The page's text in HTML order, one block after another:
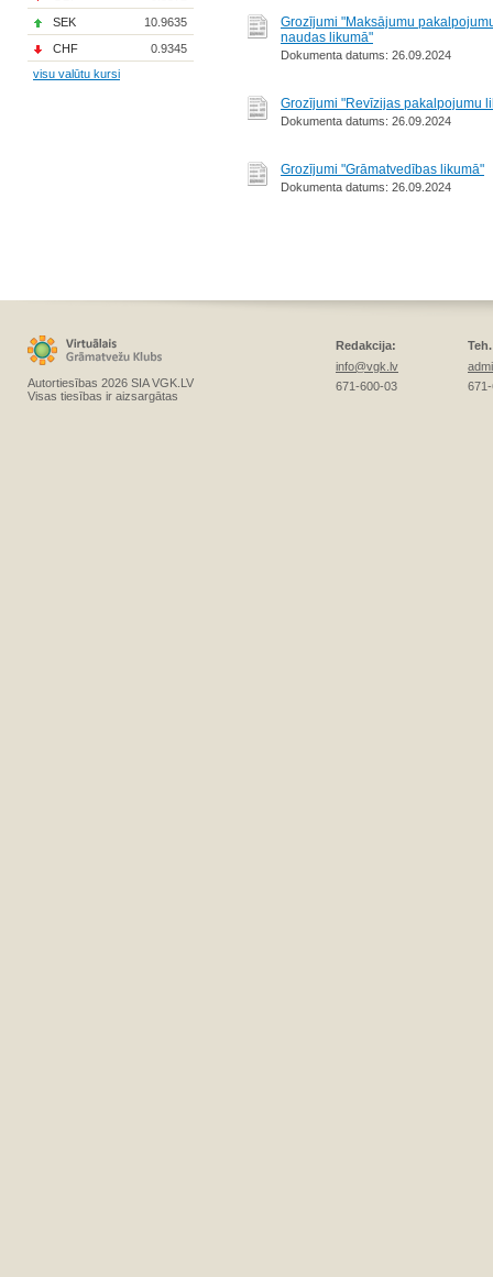
SEK
10.9635
CHF
0.9345
visu valūtu kursi
Grozījumi "Maksājumu
naudas likumā"
Dokumenta datums: 26.09.2024
Grozījumi "Revīzijas pakalpojumu
Dokumenta datums: 26.09.2024
Grozījumi "Grāmatvedības likumā"
Dokumenta datums: 26.09.2024
Autortiesības 2026 SIA VGK.LV
Visas tiesības ir aizsargātas
Redakcija:
info@vgk.lv
671-600-03